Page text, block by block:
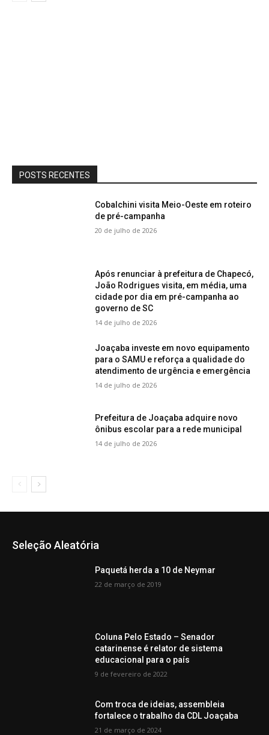
POSTS RECENTES
Cobalchini visita Meio-Oeste em roteiro
de pré-campanha
20 de julho de 2026
Após renunciar à prefeitura de Chapecó,
João Rodrigues visita, em média, uma
cidade por dia em pré-campanha ao
governo de SC
14 de julho de 2026
Joaçaba investe em novo equipamento
para o SAMU e reforça a qualidade do
atendimento de urgência e emergência
14 de julho de 2026
Prefeitura de Joaçaba adquire novo
ônibus escolar para a rede municipal
14 de julho de 2026
Seleção Aleatória
Paquetá herda a 10 de Neymar
22 de março de 2019
Coluna Pelo Estado – Senador
catarinense é relator de sistema
educacional para o país
9 de fevereiro de 2022
Com troca de ideias, assembleia
fortalece o trabalho da CDL Joaçaba
21 de março de 2024